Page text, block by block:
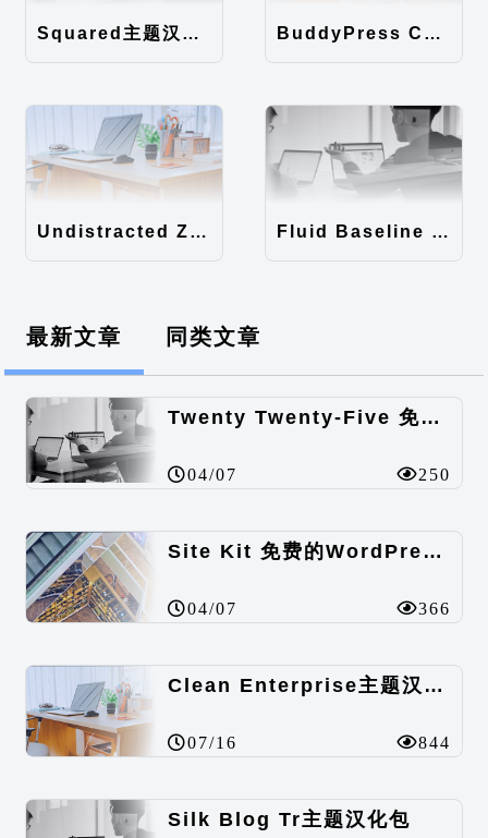
Squared主题汉化包 BuddyPress Colours主题汉化包
Undistracted Zen主题汉化包 Fluid Baseline Grid主题汉化包
最新文章 同类文章
Twenty Twenty-Five 免费的WordPress内容主题
04/07 250
Site Kit 免费的WordPress数据统计插件
04/07 366
Clean Enterprise主题汉化包
07/16 844
Silk Blog Tr主题汉化包